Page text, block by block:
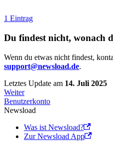
1 Eintrag
Du findest nicht, wonach
Wenn du etwas nicht findest,
support@newsload.de.
Letztes Update am 14. Juli 2025
Weiter
Benutzerkonto
Newsload
Was ist Newsload?
Zur Newsload App